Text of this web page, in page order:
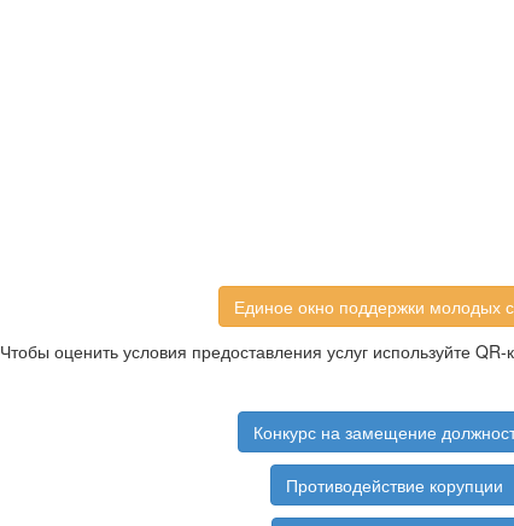
Единое окно поддержки молодых
Чтобы оценить условия предоставления услуг используйте
Конкурс на замещение
Противодействие корупции